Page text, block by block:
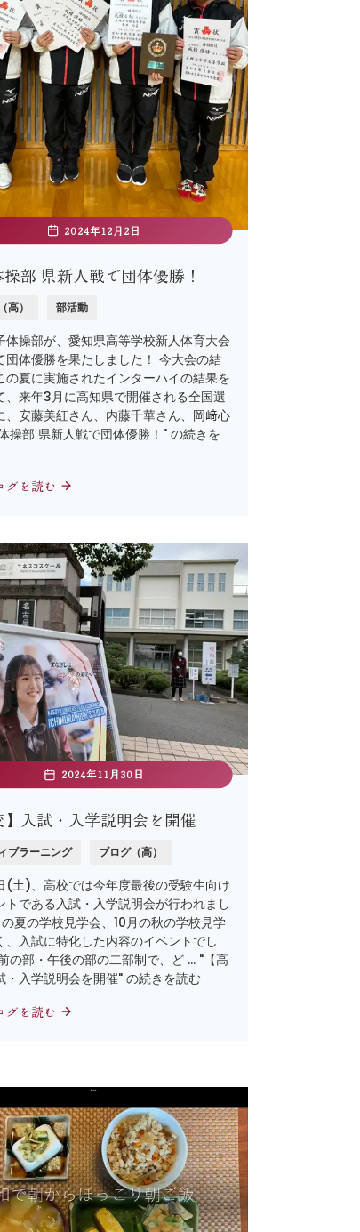
2024年12月2日
操部 県新人戦で団体優勝！
高） 部活動
体操部が、愛知県高等学校新人体育大会
団体優勝を果たしました！ 今大会の結
の夏に実施されたインターハイの結果を
、来年3月に高知県で開催される全国選
、安藤美紅さん、内藤千華さん、岡﨑心
操部 県新人戦で団体優勝！" の続きを
グを読む
2024年11月30日
】入試・入学説明会を開催
ブラーニング ブログ（高）
(土)、高校では今年度最後の受験生向け
トである入試・入学説明会が行われまし
夏の学校見学会、10月の秋の学校見学
、入試に特化した内容のイベントでし
の部・午後の部の二部制で、ど … "【高
・入学説明会を開催" の続きを読む
グを読む